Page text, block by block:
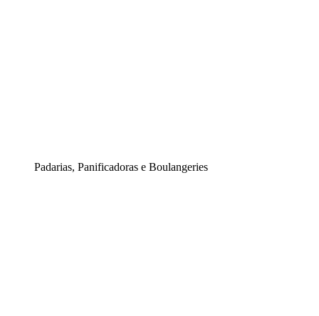
Padarias, Panificadoras e Boulangeries